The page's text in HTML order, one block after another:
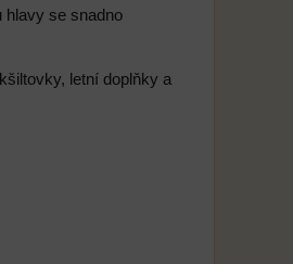
hlavy se snadno
letní doplňky a